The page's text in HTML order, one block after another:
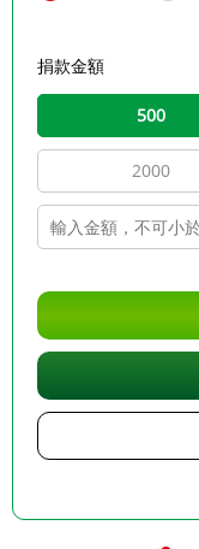
捐款金額
500
2000